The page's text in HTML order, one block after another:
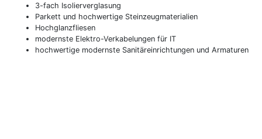
3-fach Isolierverglasung
Parkett und hochwertige Steinzeugmaterialien
Hochglanzfliesen
modernste Elektro-Verkabelungen für IT
hochwertige modernste Sanitäreinrichtungen und Armaturen